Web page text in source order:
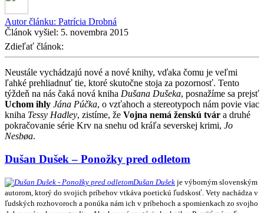
Autor článku: Patrícia Drobná
Článok vyšiel: 5. novembra 2015
Zdieľať článok:
Neustále vychádzajú nové a nové knihy, vďaka čomu je veľmi
ľahké prehliadnuť tie, ktoré skutočne stoja za pozornosť. Tento
týždeň na nás čaká nová kniha Dušana Dušeka, posnažíme sa prejsť
Uchom ihly Jána Púčka, o vzťahoch a stereotypoch nám povie viac
kniha Tessy Hadley, zistíme, že Vojna nemá ženskú tvár a druhé
pokračovanie série Krv na snehu od kráľa severskej krimi, Jo
Nesbøa.
Dušan Dušek – Ponožky pred odletom
Dušan Dušek je výborným slovenským
autorom, ktorý do svojich príbehov vtkáva poetickú ľudskosť. Vety nachádza v
ľudských rozhovoroch a ponúka nám ich v príbehoch a spomienkach zo svojho